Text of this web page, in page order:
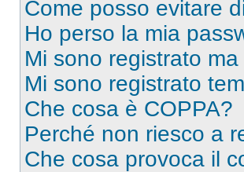
Come posso evitare
Ho perso la mia
Mi sono registrato
Mi sono registrato
Che cosa è COPPA?
Perché non riesco a
Che cosa provoca il